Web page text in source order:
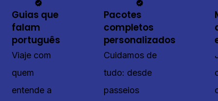
Guias que
falam
português
Viaje com
quem
entende a
Pacotes
completos
personalizados
Cuidamos de
tudo: desde
passeios